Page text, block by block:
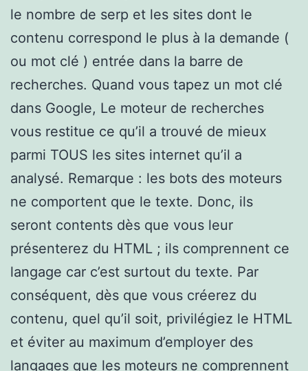
le nombre de serp et les sites dont le
contenu correspond le plus à la demande (
ou mot clé ) entrée dans la barre de
recherches. Quand vous tapez un mot clé
dans Google, Le moteur de recherches
vous restitue ce qu’il a trouvé de mieux
parmi TOUS les sites internet qu’il a
analysé. Remarque : les bots des moteurs
ne comportent que le texte. Donc, ils
seront contents dès que vous leur
présenterez du HTML ; ils comprennent ce
langage car c’est surtout du texte. Par
conséquent, dès que vous créerez du
contenu, quel qu’il soit, privilégiez le HTML
et éviter au maximum d’employer des
langages que les moteurs ne comprennent